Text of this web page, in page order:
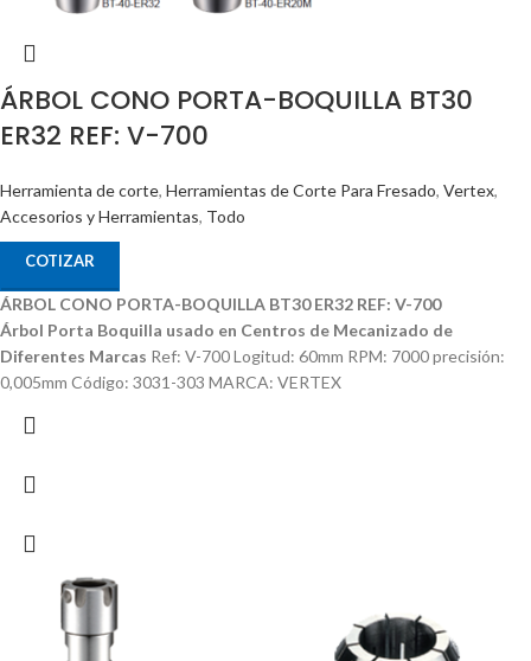
ÁRBOL CONO PORTA-BOQUILLA BT30
ER32 REF: V-700
Herramienta de corte, Herramientas de Corte Para Fresado, Vertex,
Accesorios y Herramientas, Todo
COTIZAR
ÁRBOL CONO PORTA-BOQUILLA BT30 ER32 REF: V-700
Árbol Porta Boquilla usado en Centros de Mecanizado de
Diferentes Marcas Ref: V-700 Logitud: 60mm RPM: 7000 precisión:
0,005mm Código: 3031-303 MARCA: VERTEX